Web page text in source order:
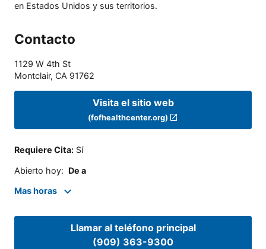
en Estados Unidos y sus territorios.
Contacto
1129 W 4th St
Montclair, CA 91762
Visita el sitio web
(fofhealthcenter.org)
Requiere Cita: Sí
Abierto hoy: De a
Mas horas
Llamar al teléfono principal
(909) 363-9300